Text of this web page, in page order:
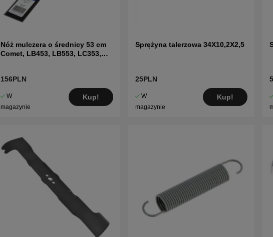
Nóż mulczera o średnicy 53 cm
Comet, LB453, LB553, LC353,
156PLN
W
magazynie
Kup!
Sprężyna talerzowa 34X10,2X2,5
25PLN
W
magazynie
Kup!